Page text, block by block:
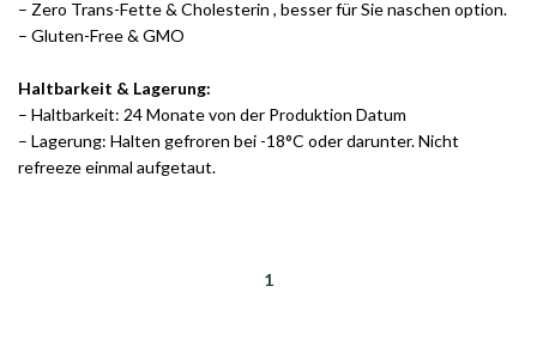
– Zero Trans-Fette & Cholesterin , besser für Sie naschen option.
– Gluten-Free & GMO
Haltbarkeit & Lagerung:
– Haltbarkeit: 24 Monate von der Produktion Datum
– Lagerung: Halten gefroren bei -18°C oder darunter. Nicht
refreeze einmal aufgetaut.
1